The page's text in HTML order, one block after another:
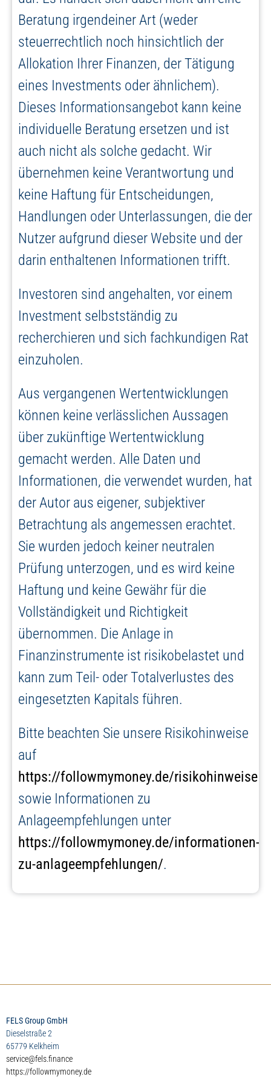
Beratung irgendeiner Art (weder
steuerrechtlich noch hinsichtlich der
Allokation Ihrer Finanzen, der Tätigung
eines Investments oder ähnlichem).
Dieses Informationsangebot kann keine
individuelle Beratung ersetzen und ist
auch nicht als solche gedacht. Wir
übernehmen keine Verantwortung und
keine Haftung für Entscheidungen,
Handlungen oder Unterlassungen, die der
Nutzer aufgrund dieser Website und der
darin enthaltenen Informationen trifft.
Investoren sind angehalten, vor einem
Investment selbstständig zu
recherchieren und sich fachkundigen Rat
einzuholen.
Aus vergangenen Wertentwicklungen
können keine verlässlichen Aussagen
über zukünftige Wertentwicklung
gemacht werden. Alle Daten und
Informationen, die verwendet wurden, hat
der Autor aus eigener, subjektiver
Betrachtung als angemessen erachtet.
Sie wurden jedoch keiner neutralen
Prüfung unterzogen, und es wird keine
Haftung und keine Gewähr für die
Vollständigkeit und Richtigkeit
übernommen. Die Anlage in
Finanzinstrumente ist risikobelastet und
kann zum Teil- oder Totalverlustes des
eingesetzten Kapitals führen.
Bitte beachten Sie unsere Risikohinweise
auf
https://followmymoney.de/risikohinweise
sowie Informationen zu
Anlageempfehlungen unter
https://followmymoney.de/informationen-
zu-anlageempfehlungen/.
FELS Group GmbH
Dieselstraße 2
65779 Kelkheim
service@fels.finance
https://followmymoney.de